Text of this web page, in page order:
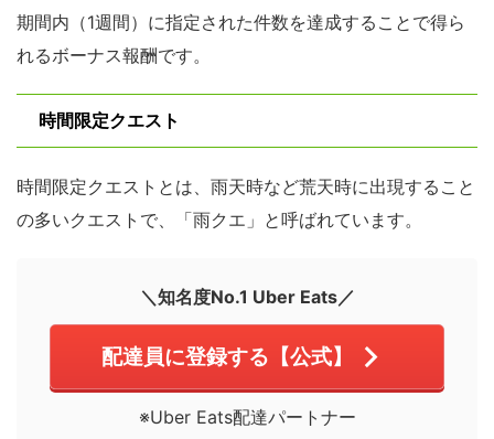
期間内（1週間）に指定された件数を達成することで得ら
れるボーナス報酬です。
時間限定クエスト
時間限定クエストとは、雨天時など荒天時に出現すること
の多いクエストで、「雨クエ」と呼ばれています。
＼知名度No.1 Uber Eats／
配達員に登録する【公式】
※Uber Eats配達パートナー